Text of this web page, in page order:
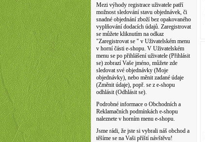
Mezi výhody registrace uživatele patří
možnost sledování stavu objednávek, či
snadné objednání zboží bez opakovaného
vyplňování dodacích údajů. Zaregistrovat
se můžete kliknutím na odkaz
"Zaregistrovat se " v Uživatelském menu
v horní části e-shopu. V Uživatelském
menu se po přihlášení uživatele (Přihlásit
se) zobrazí Vaše jméno, můžete zde
sledovat své objednávky (Moje
objednávky), nebo měnit zadané údaje
(Změnit údaje), popř. se z e-shopu
odhlásit (Odhlásit se).
Podrobné informace o Obchodních a
Reklamačních podmínkách e-shopu
naleznete v horním menu e-shopu.
Jsme rádi, že jste si vybrali náš obchod a
těšíme se na Vaši příští návštěvu!